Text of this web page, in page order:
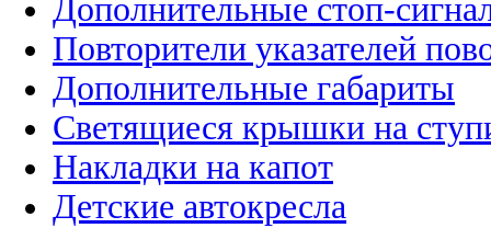
Дополнительные стоп-
Повторители указателей
Дополнительные габариты
Светящиеся крышки на
Накладки на капот
Детские автокресла